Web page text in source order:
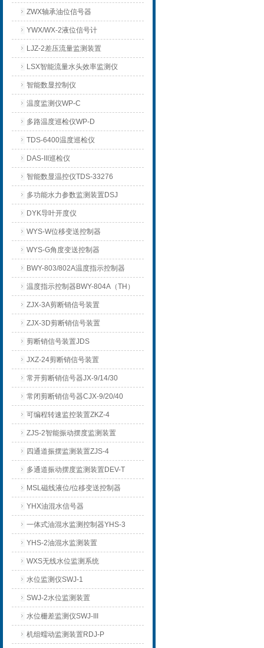
ZWX轴承油位信号器
YWX/WX-2液位信号计
LJZ-2差压流量监测装置
LSX智能流量水头效率监测仪
智能数显控制仪
温度监测仪WP-C
多路温度巡检仪WP-D
TDS-6400温度巡检仪
DAS-III巡检仪
智能数显温控仪TDS-33276
多功能水力参数监测装置DSJ
DYK导叶开度仪
WYS-W位移变送控制器
WYS-G角度变送控制器
BWY-803/802A温度指示控制器
温度指示控制器BWY-804A（TH）
ZJX-3A剪断销信号装置
ZJX-3D剪断销信号装置
剪断销信号装置JDS
JXZ-24剪断销信号装置
常开剪断销信号器JX-9/14/30
常闭剪断销信号器CJX-9/20/40
可编程转速监控装置ZKZ-4
ZJS-2智能振动摆度监测装置
四通道振摆监测装置ZJS-4
多通道振动摆度监测装置DEV-T
MSL磁线液位/位移变送控制器
YHX油混水信号器
一体式油混水监测控制器YHS-3
YHS-2油混水监测装置
WXS无线水位监测系统
水位监测仪SWJ-1
SWJ-2水位监测装置
水位栅差监测仪SWJ-III
机组蠕动监测装置RDJ-P